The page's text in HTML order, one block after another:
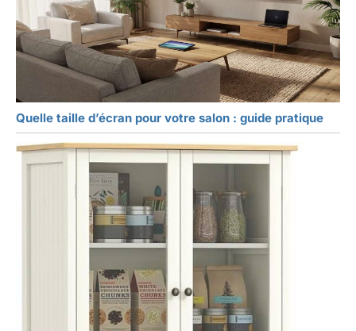
Quelle taille d’écran pour votre salon : guide pratique